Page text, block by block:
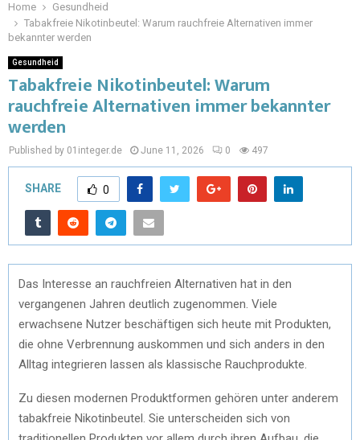
Home
Gesundheid
Tabakfreie Nikotinbeutel: Warum rauchfreie Alternativen immer
bekannter werden
Gesundheid
Tabakfreie Nikotinbeutel: Warum
rauchfreie Alternativen immer bekannter
werden
Published by 01integer.de June 11, 2026 0 497
SHARE 0
Das Interesse an rauchfreien Alternativen hat in den
vergangenen Jahren deutlich zugenommen. Viele
erwachsene Nutzer beschäftigen sich heute mit Produkten,
die ohne Verbrennung auskommen und sich anders in den
Alltag integrieren lassen als klassische Rauchprodukte.
Zu diesen modernen Produktformen gehören unter anderem
tabakfreie Nikotinbeutel. Sie unterscheiden sich von